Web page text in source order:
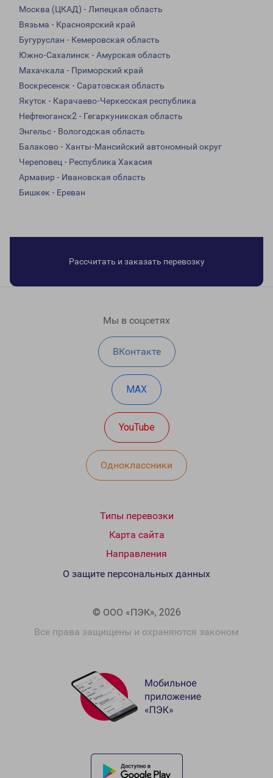
Москва (ЦКАД) - Липецкая область
Вязьма - Красноярский край
Бугуруслан - Кемеровская область
Южно-Сахалинск - Амурская область
Махачкала - Приморский край
Воскресенск - Саратовская область
Якутск - Карачаево-Черкесская республика
Нефтеюганск2 - Гегаркуникская область
Энгельс - Вологодская область
Балаково - Ханты-Мансийский автономный округ
Череповец - Республика Хакасия
Армавир - Ивановская область
Бишкек - Ереван
Рассчитать и заказать перевозку
Мы в соцсетях
ВКонтакте
MAX
YouTube
Одноклассники
Типы перевозки
Карта сайта
Направления
© ООО «ПЭК», 2026
Все права защищены и охраняются законом
О защите персональных данных